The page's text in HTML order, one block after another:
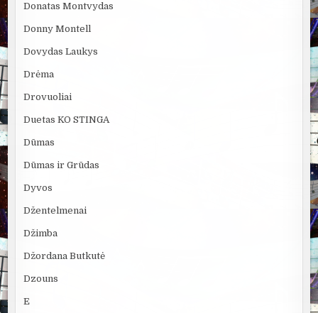
Donatas Montvydas
Donny Montell
Dovydas Laukys
Drėma
Drovuoliai
Duetas KO STINGA
Dūmas
Dūmas ir Grūdas
Dyvos
Džentelmenai
Džimba
Džordana Butkutė
Dzouns
E